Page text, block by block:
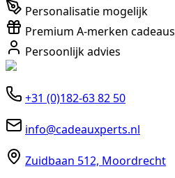
Personalisatie mogelijk
Premium A-merken cadeaus
Persoonlijk advies
+31 (0)182-63 82 50
info@cadeauxperts.nl
Zuidbaan 512, Moordrecht